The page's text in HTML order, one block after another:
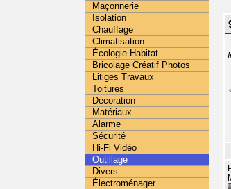
Maçonnerie
Isolation
Chauffage
Climatisation
Écologie Habitat
Bricolage Créatif Photos
Litiges Travaux
Toitures
Décoration
Matériaux
Alarme
Sécurité
Hi-Fi Vidéo
Outillage
Divers
Électroménager